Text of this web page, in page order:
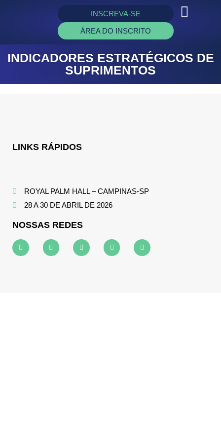
INSCREVA-SE
ÁREA DO INSCRITO
INDICADORES ESTRATÉGICOS DE
SUPRIMENTOS
LINKS RÁPIDOS
ROYAL PALM HALL – CAMPINAS-SP
28 A 30 DE ABRIL DE 2026
NOSSAS REDES